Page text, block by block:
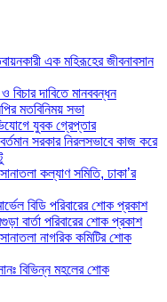
এক মহিরূহের জীবনাবসান
দাবিতে মানববন্ধন
মতবিনিময় সভা
যুবক গ্রেপ্তার
সরকার নিরলসভাবে কাজ করে
কল্যাণ সমিতি, ঢাকা’র
বিডি পরিবারের শোক প্রকাশ
বার্তা পরিবারের শোক প্রকাশ
নাগরিক কমিটির শোক
বিভিন্ন মহলের শোক